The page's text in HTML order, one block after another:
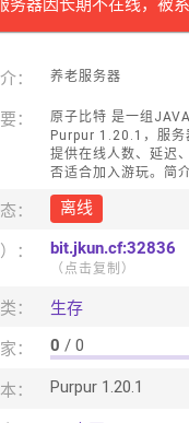
： 养老服务器
：
原子比特 是一组
Purpur 1.20.1，服
提供在线人数、延迟
否适合加入游玩。简
： 离线
： bit.jkun.cf:32836
（点击复制）
： 生存
： 0 / 0
： Purpur 1.20.1